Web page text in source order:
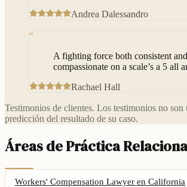
Andrea Dalessandro
“
A fighting force both consistent and
compassionate on a scale’s a 5 all
Rachael Hall
Testimonios de clientes. Los testimonios no son
predicción del resultado de su caso.
Áreas de Práctica
Workers' Compensation Lawyer en California